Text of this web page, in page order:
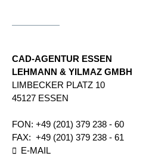
CAD-AGENTUR ESSEN
LEHMANN & YILMAZ GMBH
LIMBECKER PLATZ 10
45127 ESSEN
FON: +49 (201) 379 238 - 60
FAX: +49 (201) 379 238 - 61
E-MAIL